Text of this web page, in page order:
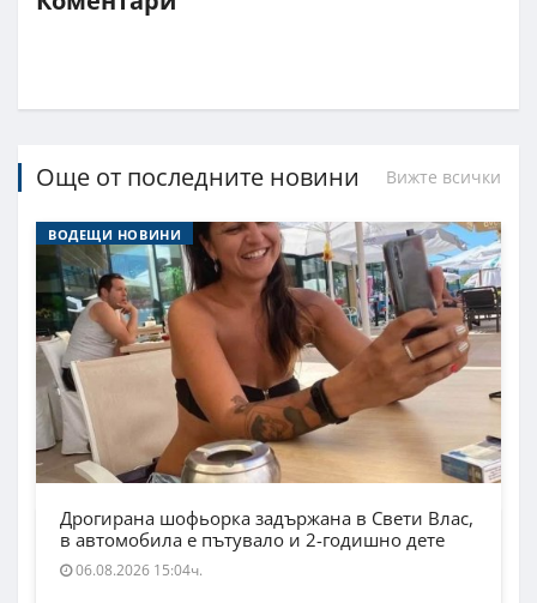
Още от последните новини Вижте всички
ВОДЕЩИ НОВИНИ
Дрогирана шофьорка задържана в Свети Влас,
в автомобила е пътувало и 2-годишно дете
06.08.2026 15:04ч.